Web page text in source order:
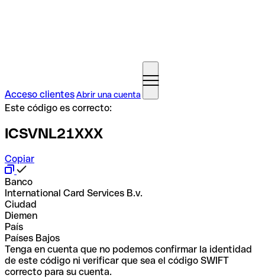
Acceso clientesAbrir una cuenta
Este código es correcto:
ICSVNL21XXX
Copiar
Banco
International Card Services B.v.
Ciudad
Diemen
País
Países Bajos
Tenga en cuenta que no podemos confirmar la identidad
de este código ni verificar que sea el código SWIFT
correcto para su cuenta.